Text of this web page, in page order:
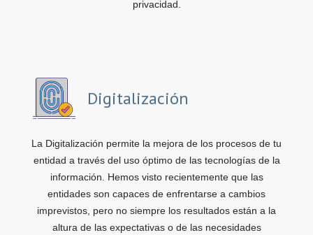
privacidad.
Digitalización
La Digitalización permite la mejora de los procesos de tu
entidad a través del uso óptimo de las tecnologías de la
información. Hemos visto recientemente que las
entidades son capaces de enfrentarse a cambios
imprevistos, pero no siempre los resultados están a la
altura de las expectativas o de las necesidades